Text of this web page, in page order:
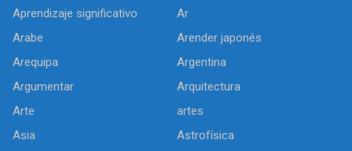
Aprendizaje significativo
Ar
Arabe
Arender japonés
Arequipa
Argentina
Argumentar
Arquitectura
Arte
artes
Asia
Astrofísica